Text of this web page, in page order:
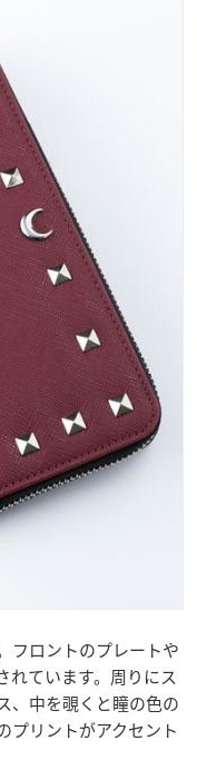
フロントのプレートや
れています。周りにス
、中を覗くと瞳の色の
プリントがアクセント